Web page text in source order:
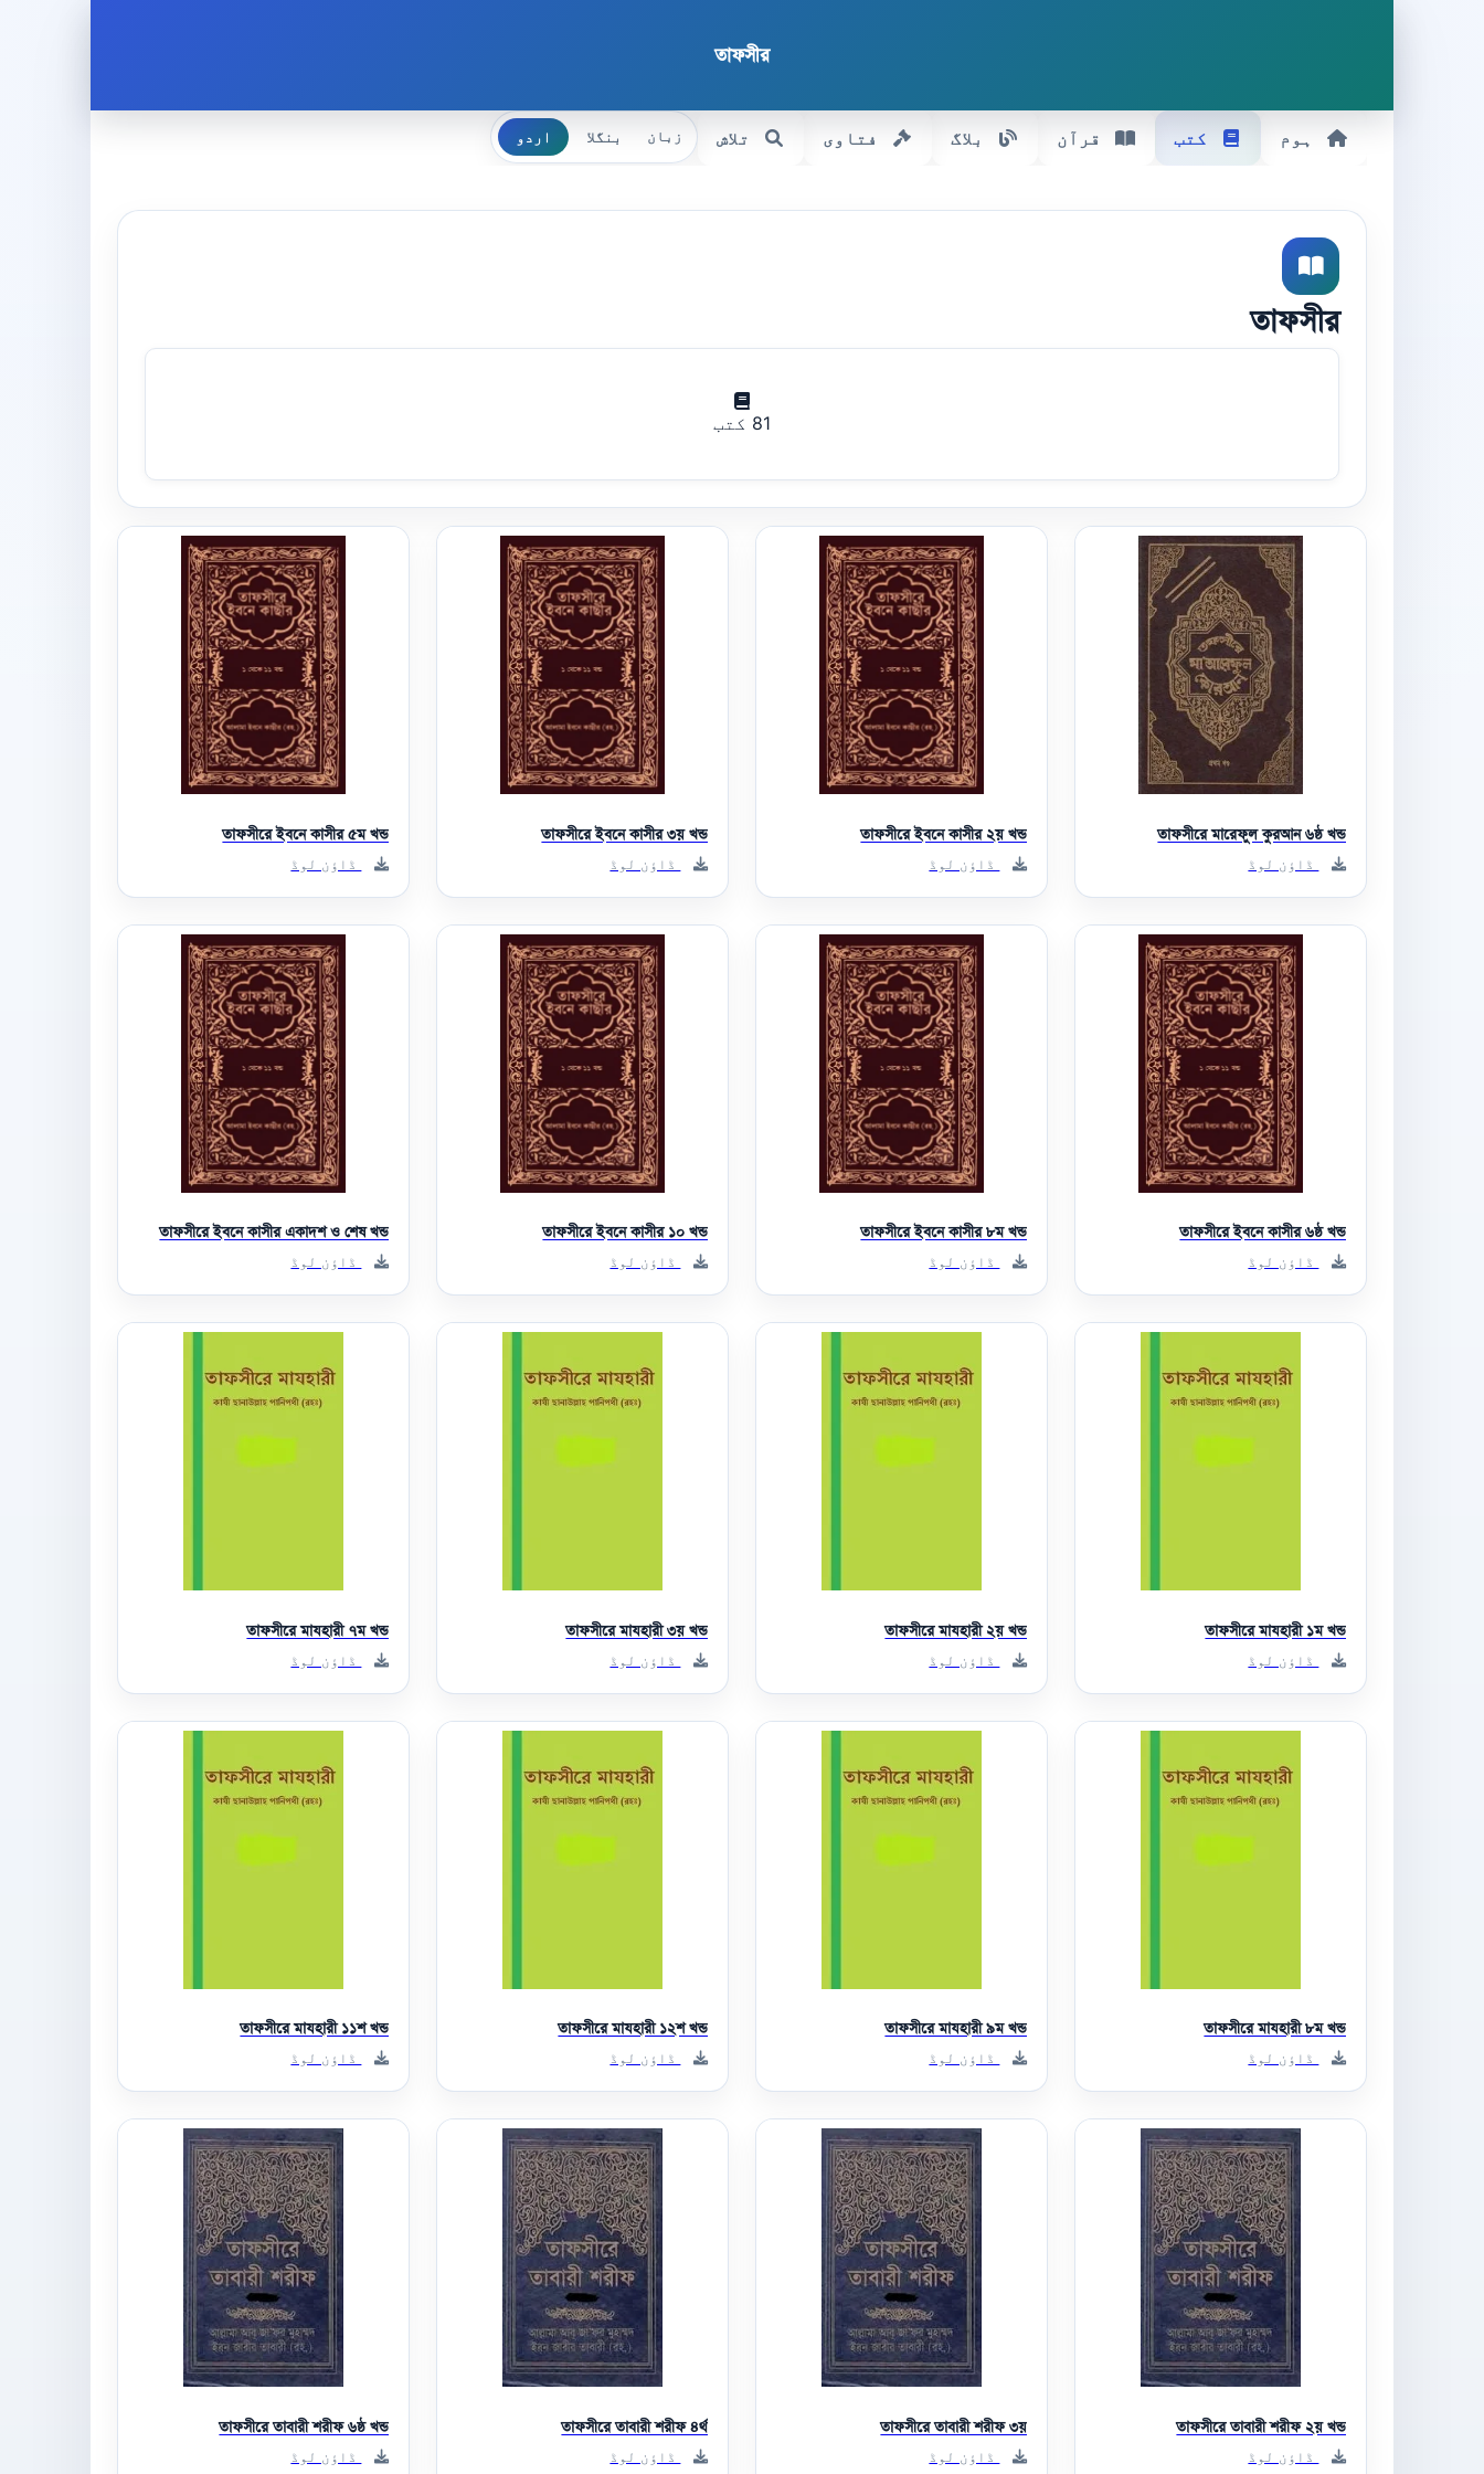
তাফসীর
ہوم کتب قرآن بلاگ فتاوی تلاش زبان بنگلا اردو
তাফসীর
81 کتب
তাফসীরে মারেফুল কুরআন ৬ষ্ঠ খন্ড
ڈاؤن لوڈ
তাফসীরে ইবনে কাসীর ২য় খন্ড
ڈاؤن لوڈ
তাফসীরে ইবনে কাসীর ৩য় খন্ড
ڈاؤن لوڈ
তাফসীরে ইবনে কাসীর ৫ম খন্ড
ڈاؤن لوڈ
তাফসীরে ইবনে কাসীর ৬ষ্ঠ খন্ড
ڈاؤن لوڈ
তাফসীরে ইবনে কাসীর ৮ম খন্ড
ڈاؤن لوڈ
তাফসীরে ইবনে কাসীর ১০ খন্ড
ڈاؤن لوڈ
তাফসীরে ইবনে কাসীর একাদশ ও শেষ খন্ড
ڈاؤن لوڈ
তাফসীরে মাযহারী ১ম খন্ড
ڈاؤن لوڈ
তাফসীরে মাযহারী ২য় খন্ড
ڈاؤن لوڈ
তাফসীরে মাযহারী ৩য় খন্ড
ڈاؤن لوڈ
তাফসীরে মাযহারী ৭ম খন্ড
ڈاؤن لوڈ
তাফসীরে মাযহারী ৮ম খন্ড
ڈاؤن لوڈ
তাফসীরে মাযহারী ৯ম খন্ড
ڈاؤن لوڈ
তাফসীরে মাযহারী ১২শ খন্ড
ڈاؤن لوڈ
তাফসীরে মাযহারী ১১শ খন্ড
ڈاؤن لوڈ
তাফসীরে তাবারী শরীফ ২য় খন্ড
ڈاؤن لوڈ
তাফসীরে তাবারী শরীফ ৩য়
ڈاؤن لوڈ
তাফসীরে তাবারী শরীফ ৪র্থ
ڈاؤن لوڈ
তাফসীরে তাবারী শরীফ ৬ষ্ঠ খন্ড
ڈاؤن لوڈ